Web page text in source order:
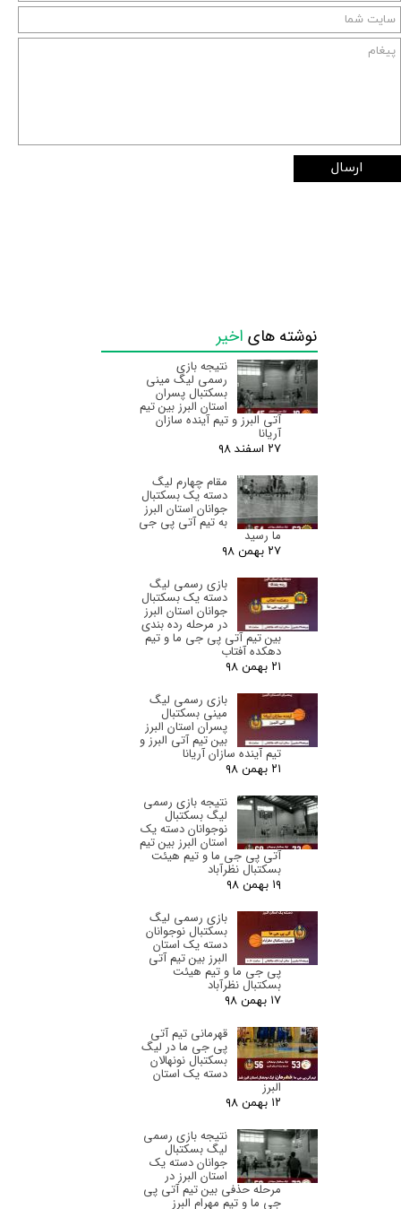
ارسال
نوشته های اخیر
نتیجه بازی
رسمی لیگ مینی
بسکتبال پسران
استان البرز‌ بین تیم
آتی البرز و تیم آینده سازان
آریانا
۲۷ اسفند ۹۸
مقام چهارم لیگ
دسته یک بسکتبال
جوانان استان البرز‌
به تیم آتی پی جی
ما رسید
۲۷ بهمن ۹۸
بازی رسمی لیگ
دسته یک بسکتبال
جوانان استان البرز‌
در مرحله رده بندی
بین تیم آتی پی جی ما و تیم
دهکده آفتاب
۲۱ بهمن ۹۸
بازی رسمی لیگ
مینی بسکتبال
پسران استان البرز‌
بین تیم آتی البرز و
تیم آینده سازان آریانا
۲۱ بهمن ۹۸
نتیجه بازی رسمی
لیگ بسکتبال
نوجوانان دسته یک
استان البرز‌ بین تیم
آتی پی جی ما و تیم هیئت
بسکتبال نظرآباد
۱۹ بهمن ۹۸
بازی رسمی لیگ
بسکتبال نوجوانان
دسته یک استان
البرز‌ بین تیم آتی
پی جی ما و تیم هیئت
بسکتبال نظرآباد
۱۷ بهمن ۹۸
قهرمانی تیم آتی
پی جی ما در لیگ
بسکتبال نونهالان
دسته یک استان
البرز‌
۱۲ بهمن ۹۸
نتیجه بازی رسمی
لیگ بسکتبال
جوانان دسته یک
استان البرز‌ در
مرحله حذفی بین تیم آتی پی
جی ما و تیم مهرام البرز